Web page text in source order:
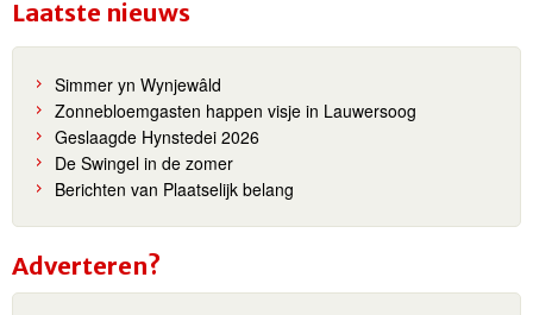
Laatste nieuws
Simmer yn Wynjewâld
Zonnebloemgasten happen visje in Lauwersoog
Geslaagde Hynstedei 2026
De Swingel in de zomer
Berichten van Plaatselijk belang
Adverteren?